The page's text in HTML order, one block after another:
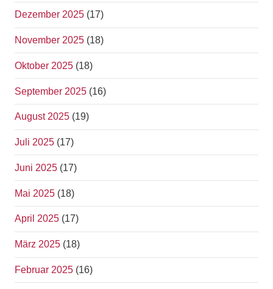
Dezember 2025 (17)
November 2025 (18)
Oktober 2025 (18)
September 2025 (16)
August 2025 (19)
Juli 2025 (17)
Juni 2025 (17)
Mai 2025 (18)
April 2025 (17)
März 2025 (18)
Februar 2025 (16)